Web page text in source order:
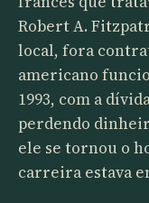
Robert A.
local, fora
americano
1993, com a
perdendo
ele se tornou o
carreira estava